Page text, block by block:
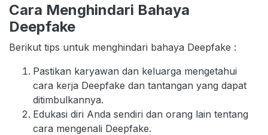
Cara Menghindari Bahaya
Deepfake
Berikut tips untuk menghindari bahaya Deepfake :
Pastikan karyawan dan keluarga mengetahui
cara kerja Deepfake dan tantangan yang dapat
ditimbulkannya.
Edukasi diri Anda sendiri dan orang lain tentang
cara mengenali Deepfake.